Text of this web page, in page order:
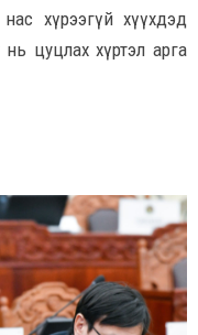
хүрээгүй хүүхдэд
нь цуцлах хүртэл арга